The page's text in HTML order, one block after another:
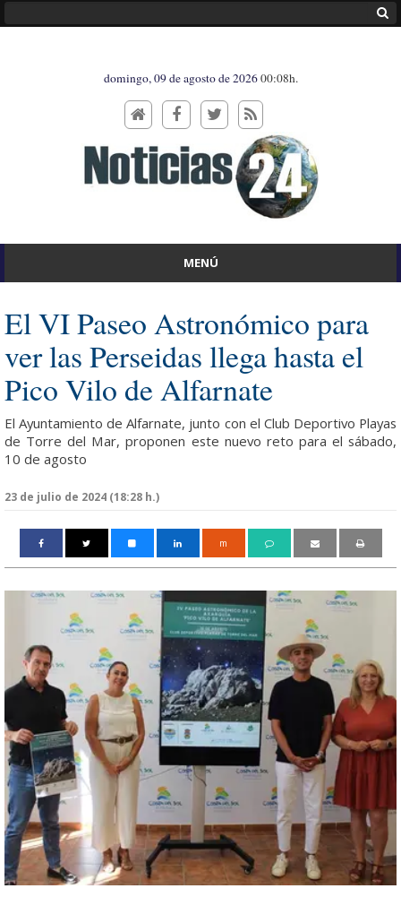
domingo, 09 de agosto de 202600:08h.
MENÚ
El VI Paseo Astronómico para
ver las Perseidas llega hasta el
Pico Vilo de Alfarnate
El Ayuntamiento de Alfarnate, junto con el Club Deportivo Playas
de Torre del Mar, proponen este nuevo reto para el sábado,
10 de agosto
23 de julio de 2024 (18:28 h.)
m